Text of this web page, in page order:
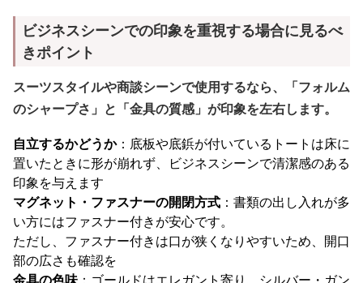
ビジネスシーンでの印象を重視する場合に見るべ
きポイント
スーツスタイルや商談シーンで使用するなら、「フォルム
のシャープさ」と「金具の質感」が印象を左右します。
自立するかどうか：底板や底鋲が付いているトートは床に
置いたときに形が崩れず、ビジネスシーンで清潔感のある
印象を与えます
マグネット・ファスナーの開閉方式 ：書類の出し入れが多
い方にはファスナー付きが安心です。
ただし、ファスナー付きは口が狭くなりやすいため、開口
部の広さも確認を